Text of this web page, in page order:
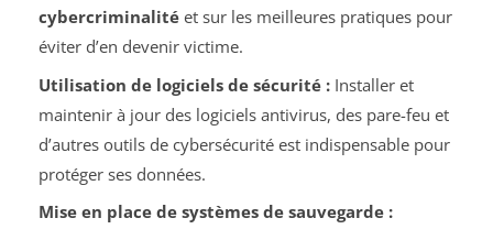
cybercriminalitéet sur les meilleures pratiques pour
éviter d’en devenir victime.
Utilisation de logiciels de sécurité :Installer et
maintenir à jour des logiciels antivirus, des pare-feu et
d’autres outils de cybersécurité est indispensable pour
protéger ses données.
Mise en place de systèmes de sauvegarde :